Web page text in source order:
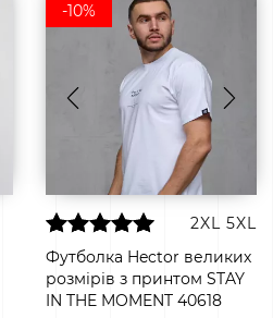
-10%
2XL 5XL
Футболка Hector великих
розмірів з принтом STAY
IN THE MOMENT 40618